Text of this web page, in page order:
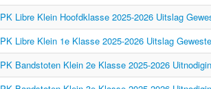
PK Libre Klein Hoofdklasse 2025-2026 Uitslag
PK Libre Klein 1e Klasse 2025-2026 Uitslag
PK Bandstoten Klein 2e Klasse 2025-2026